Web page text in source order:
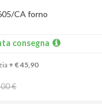
CA forno
consegna
+ € 45,90
€